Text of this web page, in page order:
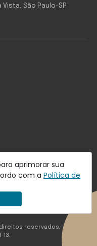
aprimorar sua
com a Política de
Vista, São Paulo-SP
direitos reservados,
13.